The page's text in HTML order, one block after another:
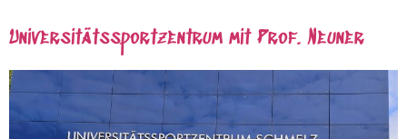
Universitätssportzentrum mit Prof. Neuner